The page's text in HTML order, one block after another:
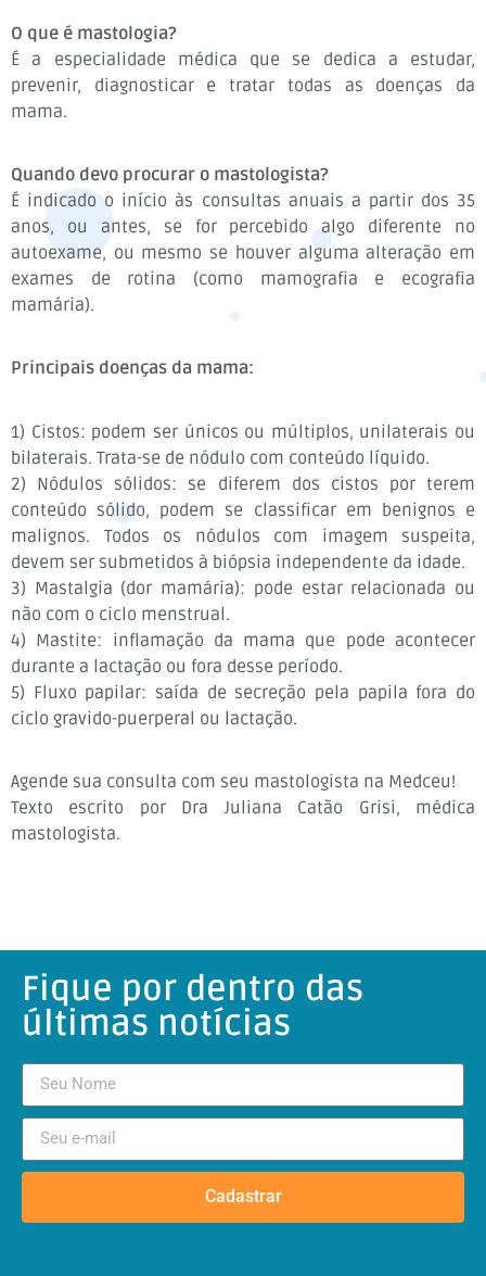
O que é mastologia?
É a especialidade médica que se dedica a estudar,
prevenir, diagnosticar e tratar todas as doenças da
mama.
Quando devo procurar o mastologista?
É indicado o início às consultas anuais a partir dos 35
anos, ou antes, se for percebido algo diferente no
autoexame, ou mesmo se houver alguma alteração em
exames de rotina (como mamografia e ecografia
mamária).
Principais doenças da mama:
1) Cistos: podem ser únicos ou múltiplos, unilaterais ou
bilaterais. Trata-se de nódulo com conteúdo líquido.
2) Nódulos sólidos: se diferem dos cistos por terem
conteúdo sólido, podem se classificar em benignos e
malignos. Todos os nódulos com imagem suspeita,
devem ser submetidos à biópsia independente da idade.
3) Mastalgia (dor mamária): pode estar relacionada ou
não com o ciclo menstrual.
4) Mastite: inflamação da mama que pode acontecer
durante a lactação ou fora desse período.
5) Fluxo papilar: saída de secreção pela papila fora do
ciclo gravido-puerperal ou lactação.
Agende sua consulta com seu mastologista na Medceu!
Texto escrito por Dra Juliana Catão Grisi, médica
mastologista.
Fique por dentro das
últimas notícias
Cadastrar